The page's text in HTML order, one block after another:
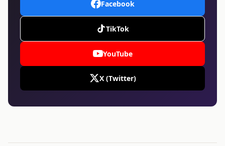
Facebook
TikTok
YouTube
X (Twitter)